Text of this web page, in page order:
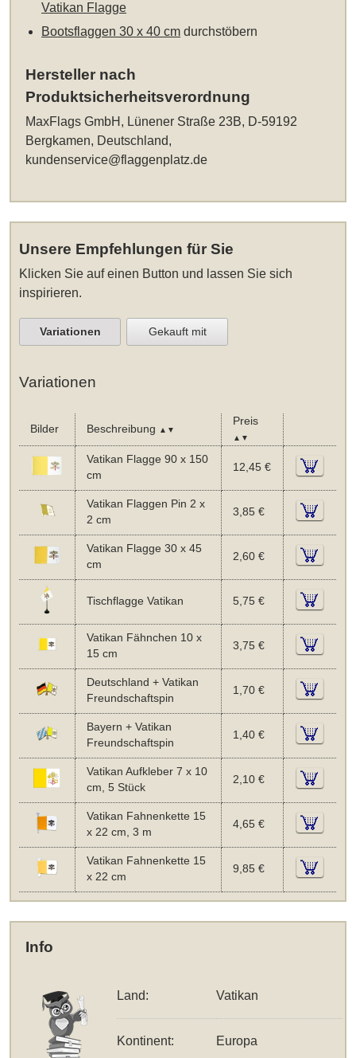
Vatikan Flagge
Bootsflaggen 30 x 40 cm durchstöbern
Hersteller nach
Produktsicherheitsverordnung
MaxFlags GmbH, Lünener Straße 23B, D-59192
Bergkamen, Deutschland,
kundenservice@flaggenplatz.de
Unsere Empfehlungen für Sie
Klicken Sie auf einen Button und lassen Sie sich
inspirieren.
Variationen Gekauft mit
Variationen
Bilder Beschreibung ▲▼
Preis
▲▼
Vatikan Flagge 90 x 150
cm
12,45 €
Vatikan Flaggen Pin 2 x
2 cm
3,85 €
Vatikan Flagge 30 x 45
cm
2,60 €
Tischflagge Vatikan 5,75 €
Vatikan Fähnchen 10 x
15 cm
3,75 €
Deutschland + Vatikan
Freundschaftspin
1,70 €
Bayern + Vatikan
Freundschaftspin
1,40 €
Vatikan Aufkleber 7 x 10
cm, 5 Stück
2,10 €
Vatikan Fahnenkette 15
x 22 cm, 3 m
4,65 €
Vatikan Fahnenkette 15
x 22 cm
9,85 €
Info
Land: Vatikan
Kontinent: Europa